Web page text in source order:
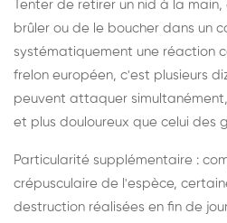
Tenter de retirer un nid à la
brûler ou de le boucher dans un
systématiquement une réaction
frelon européen, c'est plusieurs
peuvent attaquer
et plus douloureux que celui des
Particularité supplémentaire :
crépusculaire de l'espèce,
destruction réalisées en fin de